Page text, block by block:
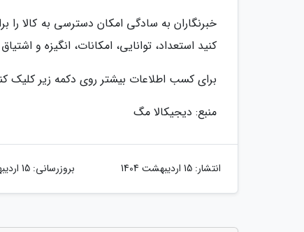
خبرنگاران به سادگی امکان دسترسی به کالا را
کنید استعداد، توانایی، امکانات، انگیزه و
برای کسب اطلاعات بیشتر روی دکمه زیر کلیک
منبع: دیجیکالا مگ
انتشار: 15 اردیبهشت 1404 بروزرسانی: 15 اردیبهشت 1404